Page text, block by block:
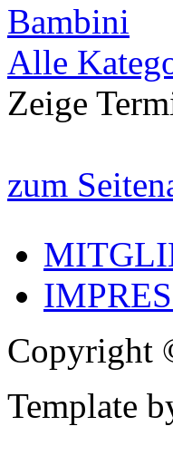
Bambini
Alle
Zeige
zum
Copyright
Template